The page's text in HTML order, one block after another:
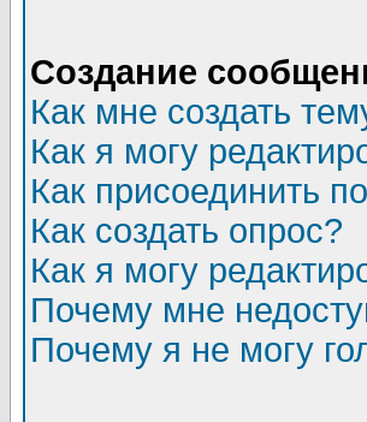
Создание
Как мне создать
Как я могу
Как присоединить
Как создать опрос?
Как я могу
Почему мне
Почему я не могу